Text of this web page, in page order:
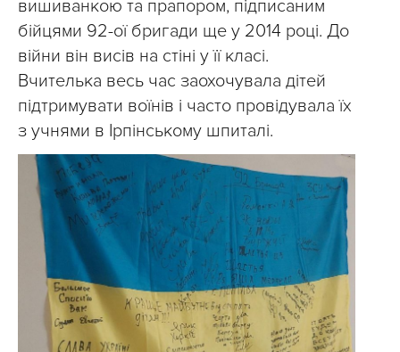
вишиванкою та прапором, підписаним
бійцями 92-ої бригади ще у 2014 році. До
війни він висів на стіні у її класі.
Вчителька весь час заохочувала дітей
підтримувати воїнів і часто провідувала їх
з учнями в Ірпінському шпиталі.